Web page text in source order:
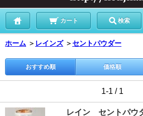
カート 検索
ホーム ＞ レインズ ＞セントパウダー
おすすめ順 価格順
1-1 / 1
レイン セントパウ